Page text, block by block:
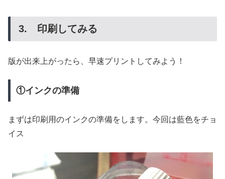
3. 印刷してみる
版が出来上がったら、早速プリントしてみよう！
①インクの準備
まずは印刷用のインクの準備をします。今回は藍色をチョ
イス